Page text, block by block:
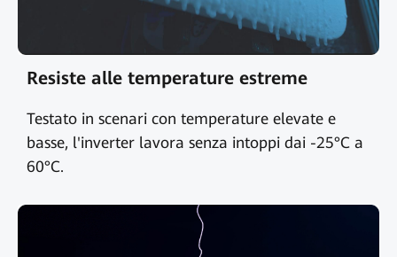
Resiste alle temperature estreme
Testato in scenari con temperature elevate e
basse, l'inverter lavora senza intoppi dai -25°C a
60°C.